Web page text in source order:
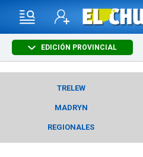
EDICIÓN PROVINCIAL
TRELEW
MADRYN
REGIONALES